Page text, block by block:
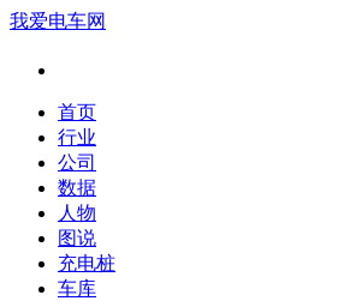
我爱电车网
首页
行业
公司
数据
人物
图说
充电桩
车库